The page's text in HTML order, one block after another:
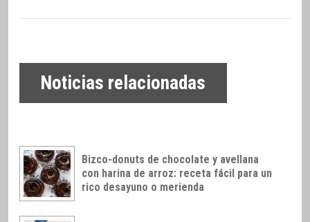
Noticias relacionadas
Bizco-donuts de chocolate y avellana
con harina de arroz: receta fácil para un
rico desayuno o merienda